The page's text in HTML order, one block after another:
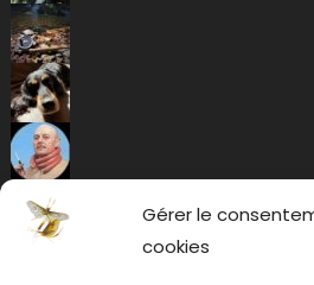
Gérer le
cookies